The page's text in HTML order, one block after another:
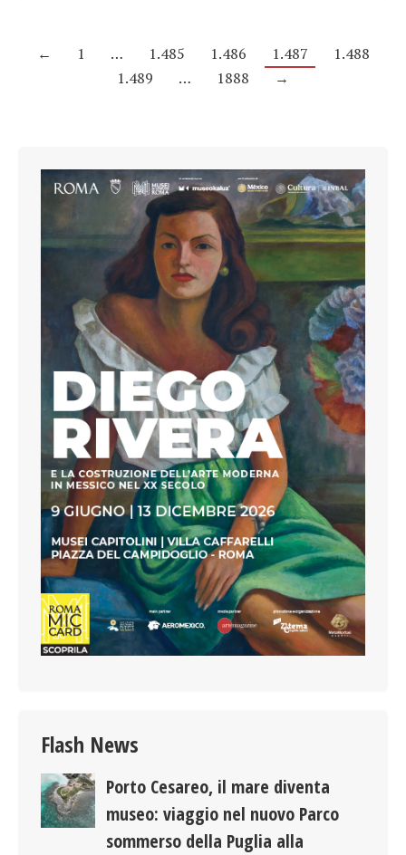
← 1 … 1.485 1.486 1.487
1.488
1.489
… 1888 →
Flash News
Porto Cesareo, il mare diventa
museo: viaggio nel nuovo Parco
sommerso della Puglia alla